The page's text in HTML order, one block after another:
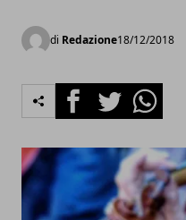
di Redazione18/12/2018
FacebookTwitterWhatsapp